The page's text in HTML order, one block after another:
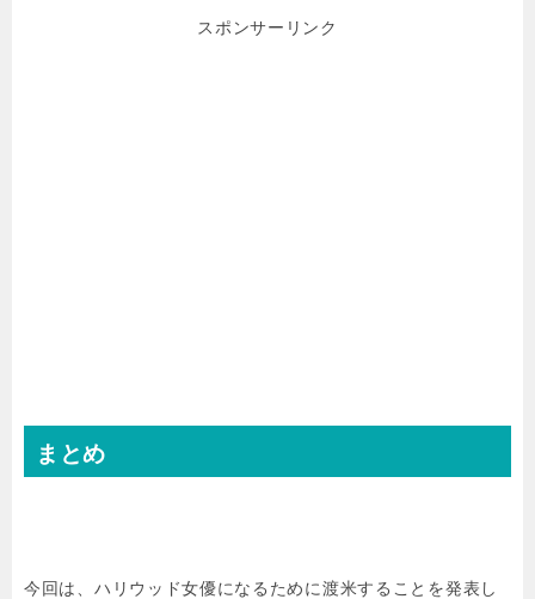
スポンサーリンク
まとめ
今回は、ハリウッド女優になるために渡米することを発表し